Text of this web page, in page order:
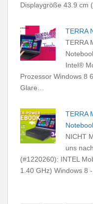
Displaygröße 43.9 cm
TERRA
TERRA
Intel®
Prozessor Windows 8
Glare…
TERRA
NICHT
uns
(#1220260): INTEL
1.40 GHz) Windows 8